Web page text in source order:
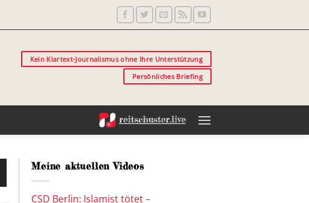
Kein Klartext-Journalismus ohne Ihre Unterstützung
Persönliches Briefing
Meine aktuellen Videos
CSD Berlin: Islamist tötet –